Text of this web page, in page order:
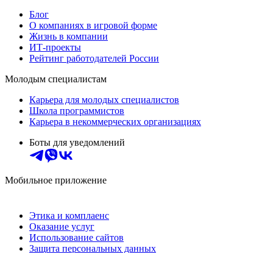
Блог
О компаниях в игровой форме
Жизнь в компании
ИТ-проекты
Рейтинг работодателей России
Молодым специалистам
Карьера для молодых специалистов
Школа программистов
Карьера в некоммерческих организациях
Боты для уведомлений
Мобильное приложение
Этика и комплаенс
Оказание услуг
Использование сайтов
Защита персональных данных